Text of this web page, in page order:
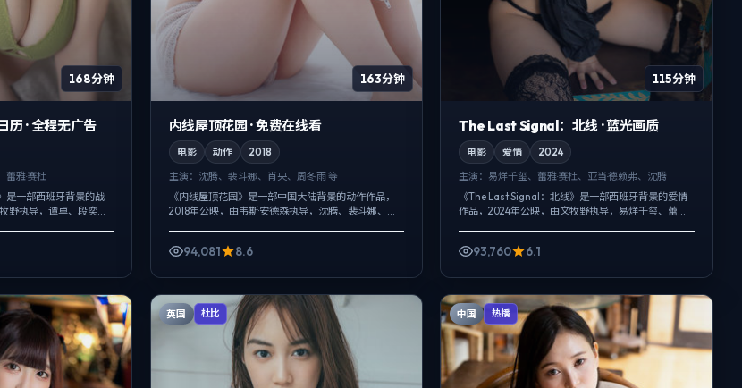
168分钟
历 · 全程无广告
蕾雅·赛杜
是一部西班牙背景的战
野执导，谭卓、段奕
163分钟
内线屋顶花园 · 免费在线看
电影 动作
2018
主演： 沈腾、裴斗娜、肖央、周冬雨 等
《内线屋顶花园》是一部中国大陆背景的动作作品，
2018年公映，由韦斯·安德森执导，沈腾、裴斗娜、肖
94,081 8.6
115分钟
The Last Signal：北线 · 蓝光画质
电影 爱情
2024
主演： 易烊千玺、蕾雅·赛杜、亚当·德赖弗、沈腾
《The Last Signal：北线》是一部西班牙背景的爱情
作品，2024年公映，由文牧野执导，易烊千玺、蕾雅·
93,760 6.1
英国 杜比 中国 热播